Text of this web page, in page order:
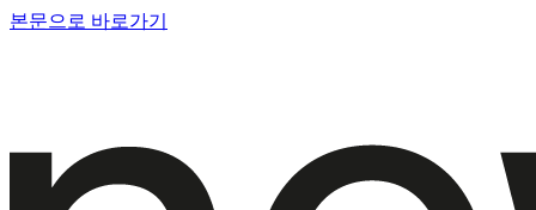
본문으로 바로가기